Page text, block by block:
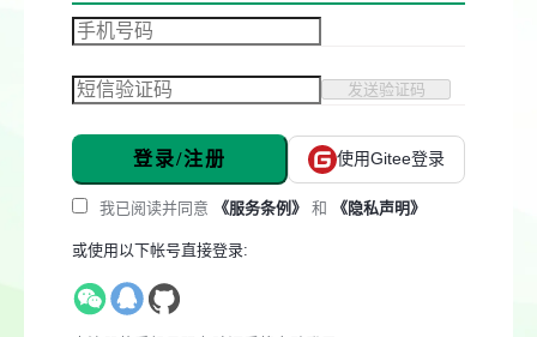
发送验证码
登录/注册 使用Gitee登录
我已阅读并同意 《服务条例》 和 《隐私声明》
或使用以下帐号直接登录: